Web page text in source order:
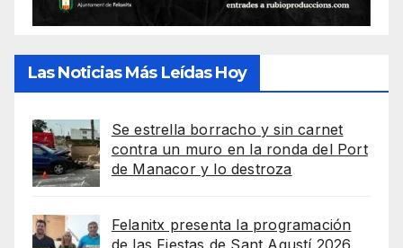
Las Noticias Más Leídas Hoy
Se estrella borracho y sin carnet
contra un muro en la ronda del Port
de Manacor y lo destroza
Felanitx presenta la programación
de las Fiestas de Sant Agustí 2026